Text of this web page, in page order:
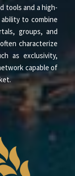
visita, póngase
tools and a high-
to combine
groups, and
characterize
as exclusivity,
capable of